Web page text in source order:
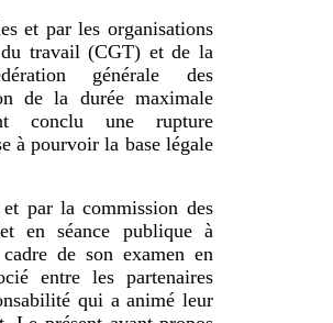
et par les organisations
du travail (CGT) et de la
générale des
de la durée maximale
conclu une rupture
à pourvoir la base légale
par la commission des
en séance publique à
de son examen en
entre les partenaires
qui a animé leur